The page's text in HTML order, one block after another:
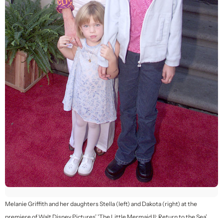
Melanie Griffith and her daughters Stella (left) and Dakota (right) at the